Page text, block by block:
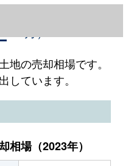
地の売却相場です。
しています。
相場（2023年）